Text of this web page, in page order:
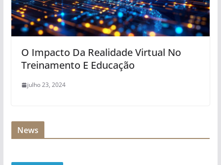
O Impacto Da Realidade Virtual No
Treinamento E Educação
julho 23, 2024
News